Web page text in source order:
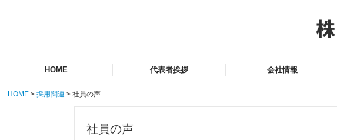
HOME 代表者挨拶 会社情報
HOME 採用関連 社員の声
社員の声